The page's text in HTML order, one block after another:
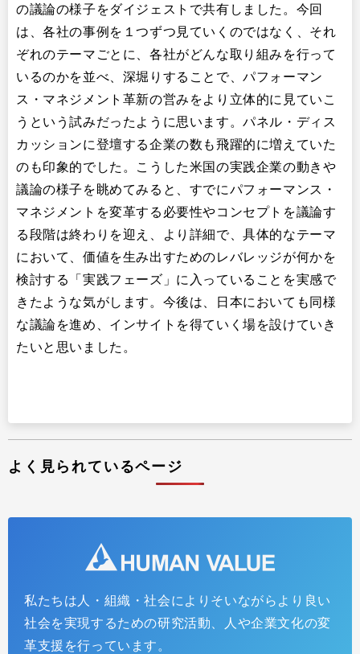
の議論の様子をダイジェストで共有しました。今回
は、各社の事例を１つずつ見ていくのではなく、それ
ぞれのテーマごとに、各社がどんな取り組みを行って
いるのかを並べ、深堀りすることで、パフォーマン
ス・マネジメント革新の営みをより立体的に見ていこ
うという試みだったように思います。パネル・ディス
カッションに登壇する企業の数も飛躍的に増えていた
のも印象的でした。こうした米国の実践企業の動きや
議論の様子を眺めてみると、すでにパフォーマンス・
マネジメントを変革する必要性やコンセプトを議論す
る段階は終わりを迎え、より詳細で、具体的なテーマ
において、価値を生み出すためのレバレッジが何かを
検討する「実践フェーズ」に入っていることを実感で
きたような気がします。今後は、日本においても同様
な議論を進め、インサイトを得ていく場を設けていき
たいと思いました。
よく見られているページ
私たちは人・組織・社会によりそいながらより良い
社会を実現するための研究活動、人や企業文化の変
革支援を行っています。